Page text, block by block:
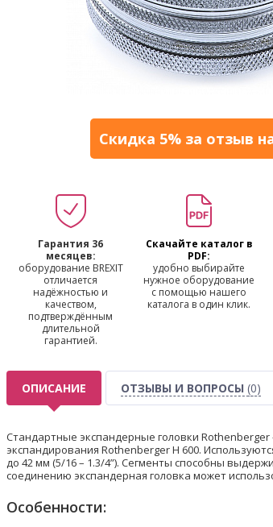
Скидка 5% за отзыв
Гарантия 36
месяцев:
оборудование BREXIT
отличается
надёжностью и
качеством,
подтверждённым
длительной
гарантией.
Скачайте каталог в
PDF:
удобно выбирайте
нужное оборудование
с помощью нашего
каталога в один клик.
ОПИСАНИЕ ОТЗЫВЫ И ВОПРОСЫ (0)
Стандартные экспандерные головки Rothenberger
экспандирования Rothenberger H 600.
до 42 мм (5/16 – 1.3/4”). Сегменты способны
соединению экспандерная головка может
Особенности: